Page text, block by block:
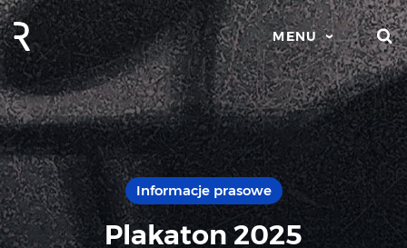
MENU
Informacje prasowe
Plakaton 2025